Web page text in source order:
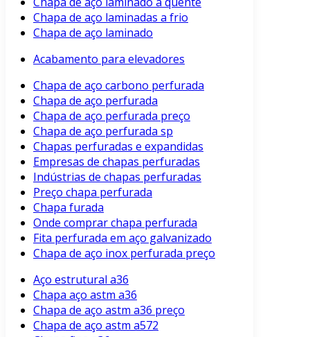
Chapa de aço laminadas a frio
Chapa de aço laminado
Acabamento para elevadores
Chapa de aço carbono perfurada
Chapa de aço perfurada
Chapa de aço perfurada preço
Chapa de aço perfurada sp
Chapas perfuradas e expandidas
Empresas de chapas perfuradas
Indústrias de chapas perfuradas
Preço chapa perfurada
Chapa furada
Onde comprar chapa perfurada
Fita perfurada em aço galvanizado
Chapa de aço inox perfurada preço
Aço estrutural a36
Chapa aço astm a36
Chapa de aço astm a36 preço
Chapa de aço astm a572